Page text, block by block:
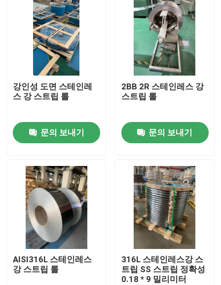
집
화면
우리에 대하여
공장 여행
강인성 도면 스테인레
스 강 스트립 롤
문의 보내기
2BB 2R 스테인레스 강
스트립 롤
문의 보내기
AISI316L 스테인레스
강 스트립 롤
316L 스테인레스강 스
트립 SS 스트립 정확성
0.18 * 9 밀리미터